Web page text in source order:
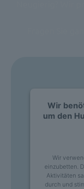
Wir
um den
Wir
einzubetten.
Aktivitäten
durch und